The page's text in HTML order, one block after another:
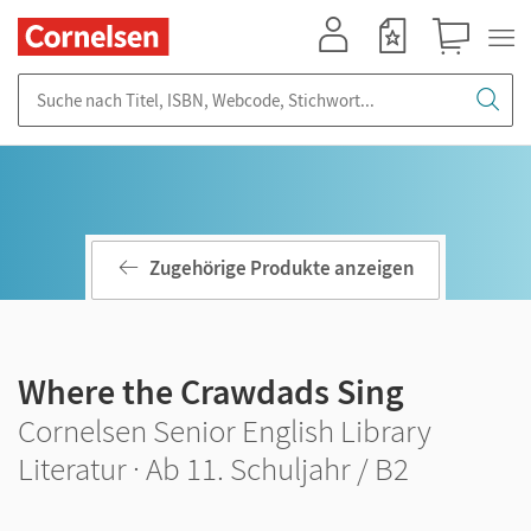
Zugehörige Produkte anzeigen
Where the Crawdads Sing
Cornelsen Senior English Library
Literatur · Ab 11. Schuljahr / B2